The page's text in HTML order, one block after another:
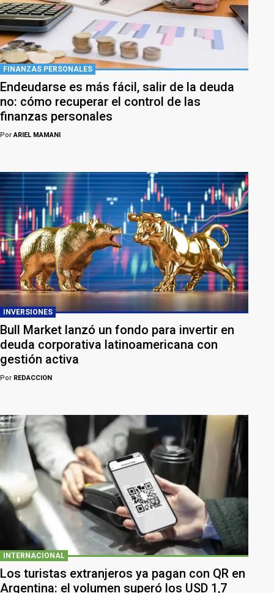
FINANZAS PERSONALES
Endeudarse es más fácil, salir de la deuda
no: cómo recuperar el control de las
finanzas personales
PorARIEL MAMANI
INVERSIONES
Bull Market lanzó un fondo para invertir en
deuda corporativa latinoamericana con
gestión activa
Por REDACCION
INTERNACIONAL
Los turistas extranjeros ya pagan con QR en
Argentina: el volumen superó los USD 1,7